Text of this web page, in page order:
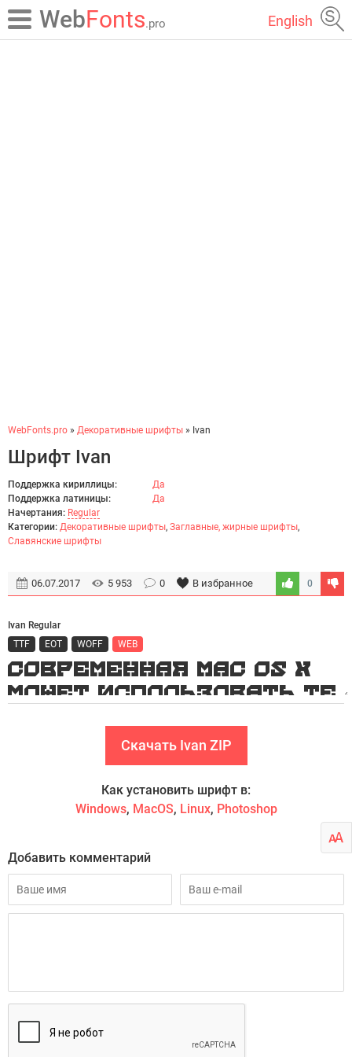
WebFonts.pro English
WebFonts.pro » Декоративные шрифты » Ivan
Шрифт Ivan
Поддержка кириллицы:
Да
Поддержка латиницы:
Да
Начертания: Regular
Категории: Декоративные шрифты, Заглавные, жирные шрифты,
Славянские шрифты
06.07.2017 5 953 0 В избранное 0
Ivan Regular
TTF
EOT WOFF WEB
Скачать Ivan ZIP
Как установить шрифт в:
Windows, MacOS, Linux, Photoshop
Добавить комментарий